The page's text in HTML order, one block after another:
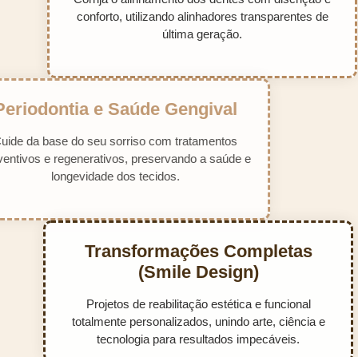
conforto, utilizando alinhadores transparentes de
última geração.
Periodontia e Saúde Gengival
Cuide da base do seu sorriso com tratamentos
preventivos e regenerativos, preservando a saúde e
longevidade dos tecidos.
Transformações Completas
(Smile Design)
Projetos de reabilitação estética e funcional
totalmente personalizados, unindo arte, ciência e
tecnologia para resultados impecáveis.